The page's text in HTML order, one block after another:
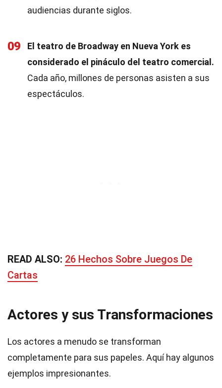
audiencias durante siglos.
09
El teatro de Broadway en Nueva York es
considerado el pináculo del teatro comercial.
Cada año, millones de personas asisten a sus
espectáculos.
READ ALSO: 26 Hechos Sobre Juegos De
Cartas
Actores y sus Transformaciones
Los actores a menudo se transforman
completamente para sus papeles. Aquí hay algunos
ejemplos impresionantes.